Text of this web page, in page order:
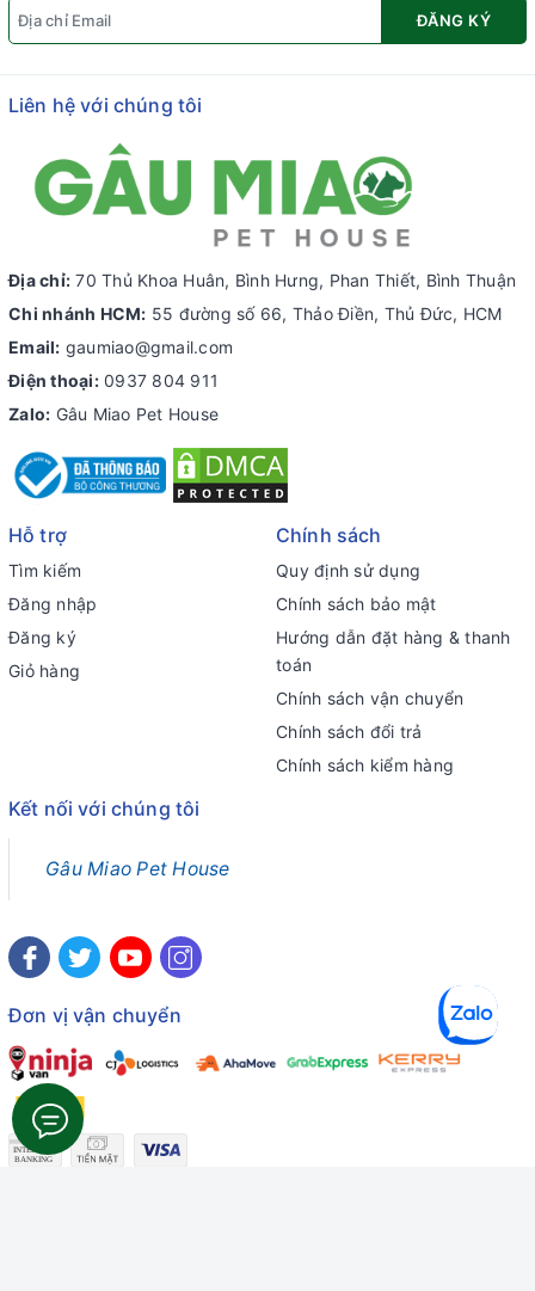
ĐĂNG KÝ
Liên hệ với chúng tôi
Địa chỉ: 70 Thủ Khoa Huân, Bình Hưng, Phan Thiết, Bình Thuận
Chi nhánh HCM: 55 đường số 66, Thảo Điền, Thủ Đức, HCM
Email: gaumiao@gmail.com
Điện thoại: 0937 804 911
Zalo: Gâu Miao Pet House
Hỗ trợ
Tìm kiếm
Đăng nhập
Đăng ký
Giỏ hàng
Chính sách
Quy định sử dụng
Chính sách bảo mật
Hướng dẫn đặt hàng & thanh
toán
Chính sách vận chuyển
Chính sách đổi trả
Chính sách kiểm hàng
Kết nối với chúng tôi
Gâu Miao Pet House
Đơn vị vận chuyển